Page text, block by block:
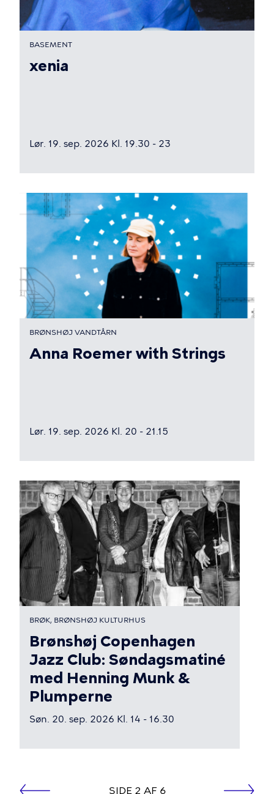
BASEMENT
xenia
Lør. 19. sep. 2026 Kl. 19.30 - 23
BRØNSHØJ VANDTÅRN
Anna Roemer with Strings
Lør. 19. sep. 2026 Kl. 20 - 21.15
BRØK, BRØNSHØJ KULTURHUS
Brønshøj Copenhagen
Jazz Club: Søndagsmatiné
med Henning Munk &
Plumperne
Søn. 20. sep. 2026 Kl. 14 - 16.30
Forrige SIDE 2 AF 6 Næste